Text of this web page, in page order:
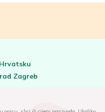
Zagreb